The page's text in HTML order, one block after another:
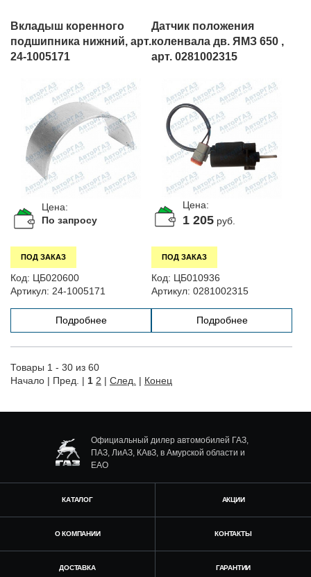
Вкладыш коренного
подшипника нижний, арт.
24-1005171
Цена:
По запросу
ПОД ЗАКАЗ
Код: ЦБ020600
Артикул: 24-1005171
Подробнее
Датчик положения
коленвала дв. ЯМЗ 650 ,
арт. 0281002315
Цена:
1 205 руб.
ПОД ЗАКАЗ
Код: ЦБ010936
Артикул: 0281002315
Подробнее
Товары 1 - 30 из 60
Начало | Пред. | 1 2 | След. | Конец
Официальный дилер автомобилей ГАЗ,
ПАЗ, ЛиАЗ, КАвЗ, в Амурской области и
ЕАО
КАТАЛОГ АКЦИИ
О КОМПАНИИ КОНТАКТЫ
ДОСТАВКА ГАРАНТИИ